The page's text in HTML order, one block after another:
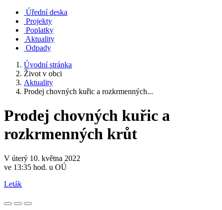
Úřední deska
Projekty
Poplatky
Aktuality
Odpady
Úvodní stránka
Život v obci
Aktuality
Prodej chovných kuřic a rozkrmenných...
Prodej chovných kuřic a
rozkrmenných krůt
V úterý 10. května 2022
ve 13:35 hod. u OÚ
Leták